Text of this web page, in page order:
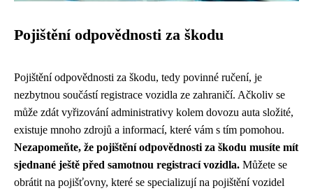
Pojištění odpovědnosti za škodu
Pojištění odpovědnosti za škodu, tedy povinné ručení, je
nezbytnou součástí registrace vozidla ze zahraničí. Ačkoliv se
může zdát vyřizování administrativy kolem dovozu auta složité,
existuje mnoho zdrojů a informací, které vám s tím pomohou.
Nezapomeňte, že pojištění odpovědnosti za škodu musíte mít
sjednané ještě před samotnou registrací vozidla. Můžete se
obrátit na pojišťovny, které se specializují na pojištění vozidel